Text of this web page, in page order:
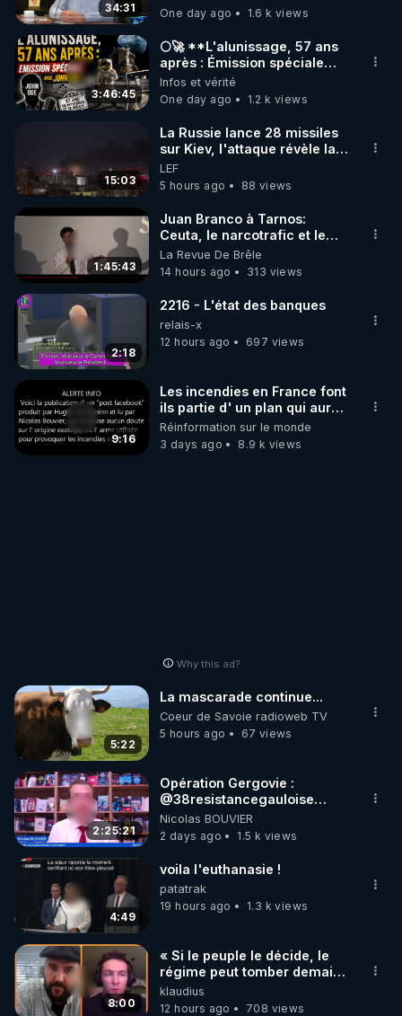
code : REGENERE10
▶ 30 jours gratuit sur l’application de méditation et
de bien-être ENVOL :
Rendez-vous sur https://www.envol.app/code
le code : REGENERE
34:31
One day ago
1.6 k views
3:46:45
🌕🚀 **L'alunissage, 57 ans
après : Émission spéciale
avec John Doe !** 👨 🚀✨
Infos et vérité
One day ago
1.2 k views
15:03
La Russie lance 28 missiles
sur Kiev, l'attaque révèle la
faiblesse de Kiev
LEF
5 hours ago
88 views
1:45:43
Juan Branco à Tarnos:
Ceuta, le narcotrafic et le
pouvoir en France
La Revue De Brêle
14 hours ago
313 views
2:18
2216 - L'état des banques
relais-x
12 hours ago
697 views
9:16
Les incendies en France font
ils partie d' un plan qui aurait
débuté le 11 septembre 2001
?
Réinformation sur le monde
3 days ago
8.9 k views
Why this ad?
5:22
La mascarade continue...
Coeur de Savoie radioweb TV
5 hours ago
67 views
2:25:21
Opération Gergovie :
‪@38resistancegauloise‬
‪@MarionSigautOfficiel‬
‪@gladysriifard5710‬ Laëtitia
Nicolas BOUVIER
2 days ago
1.5 k views
4:49
voila l'euthanasie !
patatrak
19 hours ago
1.3 k views
8:00
« Si le peuple le décide, le
régime peut tomber demain !
»
klaudius
12 hours ago
708 views